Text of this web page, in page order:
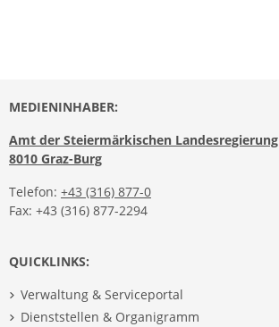
MEDIENINHABER:
Amt der Steiermärkischen Landesregierung
8010 Graz-Burg
Telefon: +43 (316) 877-0
Fax: +43 (316) 877-2294
QUICKLINKS:
Verwaltung & Serviceportal
Dienststellen & Organigramm